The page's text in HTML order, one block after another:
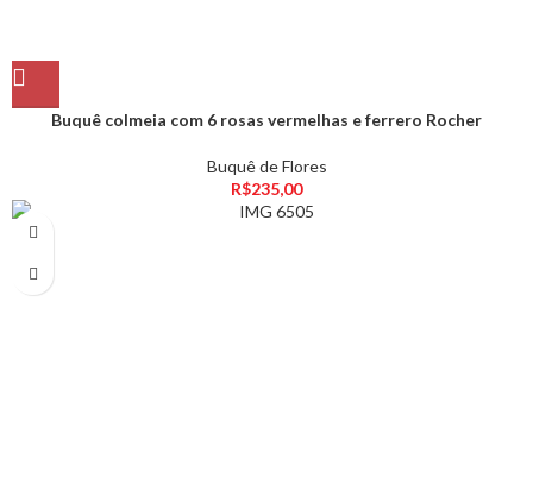
Buquê colmeia com 6 rosas vermelhas e ferrero Rocher
Buquê de Flores
R$235,00